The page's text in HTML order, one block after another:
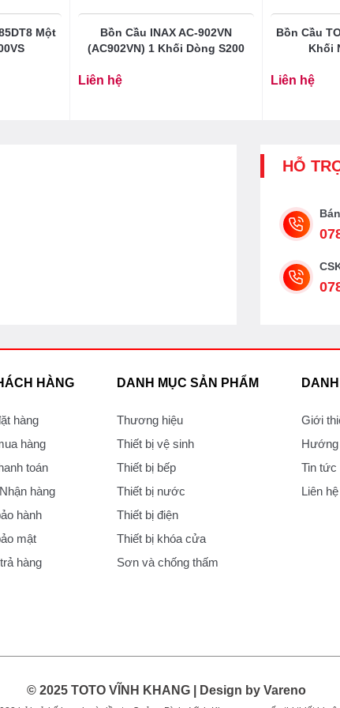
Một
Bồn Cầu INAX AC-902VN
(AC902VN) 1 Khối Dòng S200
Liên hệ
Bồn Cầu
Khối
Liên hệ
HỖ
HÀNG
hàng
hàng
toán
hàng
hành
mật
hàng
DANH MỤC SẢN PHẨM
Thương hiệu
Thiết bị vệ sinh
Thiết bị bếp
Thiết bị nước
Thiết bị điện
Thiết bị khóa cửa
Sơn và chống thấm
Giới
Hướng
Tin tức
Liên hệ
© 2025 TOTO VĨNH KHANG | Design by Vareno